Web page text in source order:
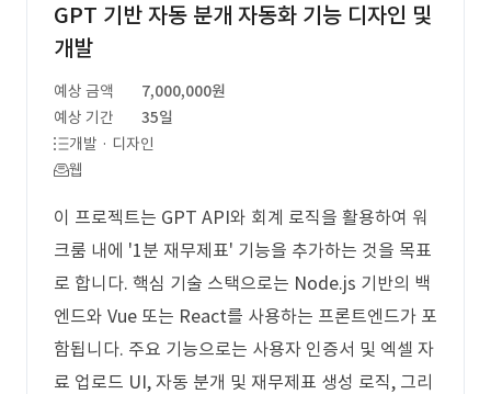
GPT 기반 자동 분개 자동화 기능 디자인 및
개발
예상 금액
7,000,000원
예상 기간
35일
개발 · 디자인
웹
이 프로젝트는 GPT API와 회계 로직을 활용하여 워
크룸 내에 '1분 재무제표' 기능을 추가하는 것을 목표
로 합니다. 핵심 기술 스택으로는 Node.js 기반의 백
엔드와 Vue 또는 React를 사용하는 프론트엔드가 포
함됩니다. 주요 기능으로는 사용자 인증서 및 엑셀 자
료 업로드 UI, 자동 분개 및 재무제표 생성 로직, 그리